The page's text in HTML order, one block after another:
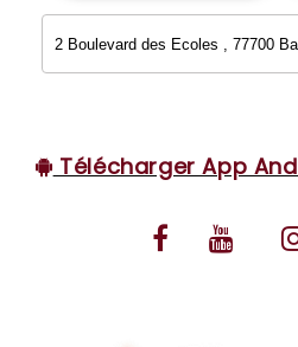
LA CARTE
VOS AVIS
MENTIONS LÉGALES
Télécharger App